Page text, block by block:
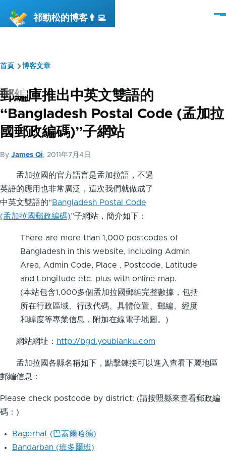
祁勁松的博客👨‍💻
選
導
航
連
結
首頁 博客文章
郵編庫推出中英文雙語的
“Bangladesh Postal Code (孟加拉
國郵政編碼)”子網站
By James Qi, 2011年7月4日
孟加拉國的官方語言是孟加拉語，不過
英語的應用也非常廣泛，這次我們就做成了
中英文雙語的“Bangladesh Postal Code
(孟加拉國郵政編碼)”子網站，簡介如下：
There are more than 1,000 postcodes of
Bangladesh in this website, including Admin
Area, Admin Code, Place , Postcode, Latitude
and Longitude etc. plus with online map.
(本站包含1,000多個孟加拉國郵編完整數據，包括
所在行政區域、行政代碼、具體位置、郵編、經度
和緯度等專業信息，附加在線電子地圖。)
網站網址： http://bgd.youbianku.com
孟加拉國各縣名稱如下，點擊鍊接可以進入查看下屬地區
郵編信息：
Please check postcode by district: (請按照縣來查看郵政編
碼：)
Bagerhat (巴蓋爾哈德)
Bandarban (班多爾班)